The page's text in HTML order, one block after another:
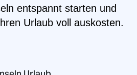
entspannt starten und
Urlaub voll auskosten.